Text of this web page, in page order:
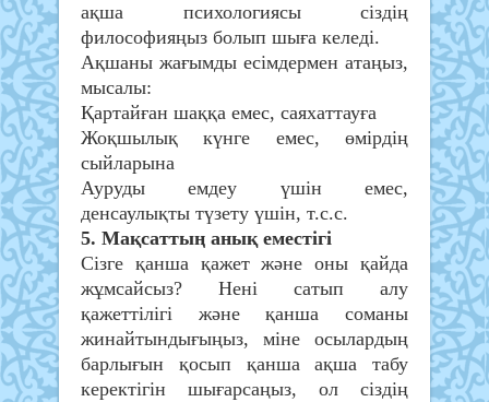
ақша психологиясы сіздің
философияңыз болып шыға келеді.
Ақшаны жағымды есімдермен атаңыз,
мысалы:
Қартайған шаққа емес, саяхаттауға
Жоқшылық күнге емес, өмірдің
сыйларына
Ауруды емдеу үшін емес,
денсаулықты түзету үшін, т.с.с.
5. Мақсаттың анық еместігі
Сізге қанша қажет және оны қайда
жұмсайсыз? Нені сатып алу
қажеттілігі және қанша соманы
жинайтындығыңыз, міне осылардың
барлығын қосып қанша ақша табу
керектігін шығарсаңыз, ол сіздің